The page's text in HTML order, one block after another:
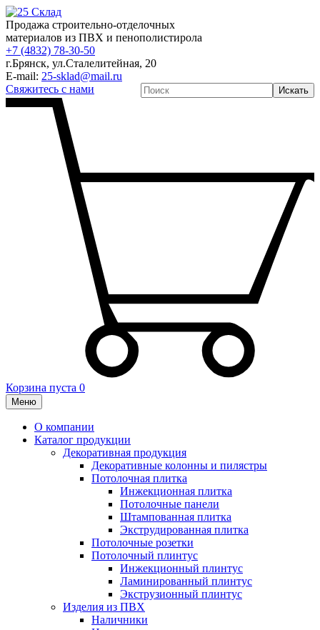
Продажа строительно-отделочных
материалов из ПВХ и пенополистирола
+7 (4832) 78-30-50
г.Брянск, ул.Сталелитейная, 20
E-mail: 25-sklad@mail.ru
Свяжитесь с нами
Искать
Корзина пуста 0
Меню
О компании
Каталог продукции
Декоративная продукция
Декоративные колонны и пилястры
Потолочная плитка
Инжекционная плитка
Потолочные панели
Штампованная плитка
Экструдированная плитка
Потолочные розетки
Потолочный плинтус
Инжекционный плинтус
Ламинированный плинтус
Экструзионный плинтус
Изделия из ПВХ
Наличники